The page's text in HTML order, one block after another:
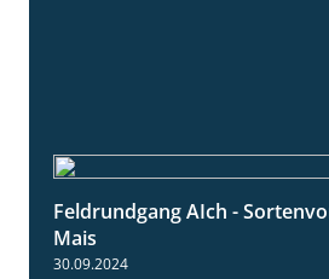
Feldrundgang AIch -
Mais
30.09.2024